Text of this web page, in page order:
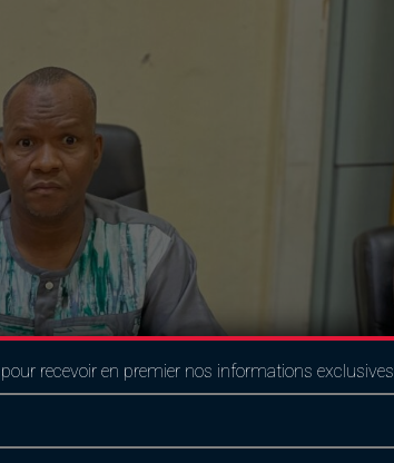
recevoir en premier nos informations exclusives